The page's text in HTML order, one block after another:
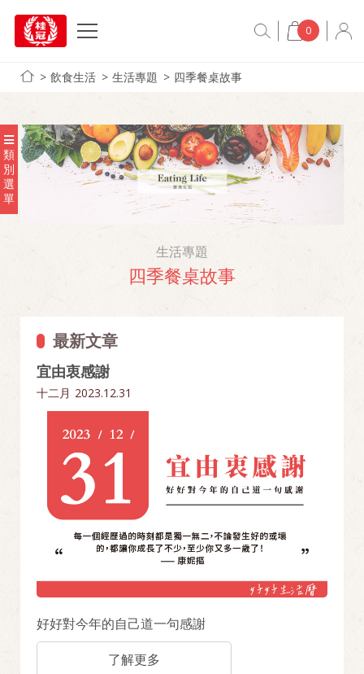
0
飲食生活 生活專題 四季餐桌故事
類
別
選
單
生活專題
四季餐桌故事
最新文章
宜由衷感謝
十二月 2023.12.31
好好對今年的自己道一句感謝
了解更多